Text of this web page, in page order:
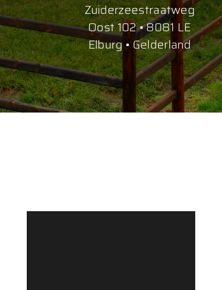
Zuiderzeestraatweg
Oost 102 • 8081 LE
Elburg • Gelderland